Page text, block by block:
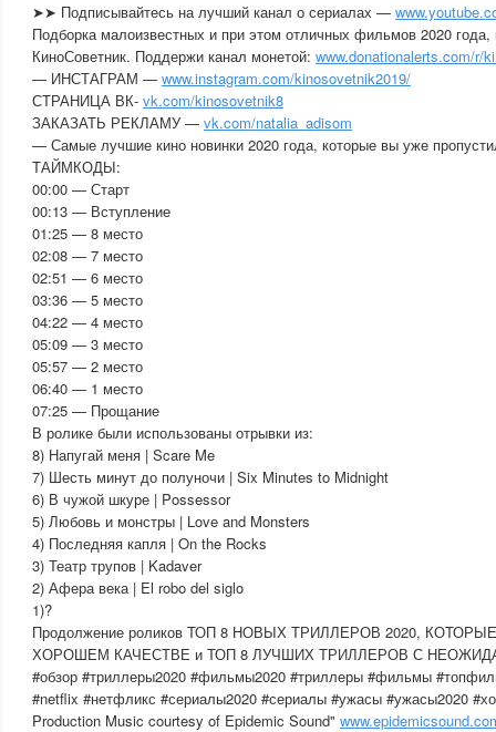
➤➤ Подписывайтесь на лучший канал о сериалах —
Подборка малоизвестных и при этом отличных фильмов 2020
КиноСоветник. Поддержи канал монетой: www.donationalerts.com/r/
— ИНСТАГРАМ — www.instagram.com/kinosovetnik2019/
СТРАНИЦА ВК- vk.com/kinosovetnik8
ЗАКАЗАТЬ РЕКЛАМУ — vk.com/natalia_adisom
— Самые лучшие кино новинки 2020 года, которые вы уже
ТАЙМКОДЫ:
00:00 — Старт
00:13 — Вступление
01:25 — 8 место
02:08 — 7 место
02:51 — 6 место
03:36 — 5 место
04:22 — 4 место
05:09 — 3 место
05:57 — 2 место
06:40 — 1 место
07:25 — Прощание
В ролике были использованы отрывки из:
8) Напугай меня | Scare Me
7) Шесть минут до полуночи | Six Minutes to Midnight
6) В чужой шкуре | Possessor
5) Любовь и монстры | Love and Monsters
4) Последняя капля | On the Rocks
3) Театр трупов | Kadaver
2) Афера века | El robo del siglo
1)?
Продолжение роликов ТОП 8 НОВЫХ ТРИЛЛЕРОВ 2020,
ХОРОШЕМ КАЧЕСТВЕ и ТОП 8 ЛУЧШИХ ТРИЛЛЕРОВ С
#обзор #триллеры2020 #фильмы2020 #триллеры #фильмы
#netflix #нетфликс #сериалы2020 #сериалы #ужасы #ужасы2020
Production Music courtesy of Epidemic Sound"